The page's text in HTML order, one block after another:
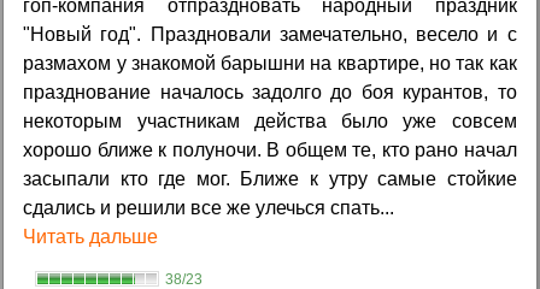
гоп-компания отпраздновать народный праздник
"Новый год". Праздновали замечательно, весело и с
размахом у знакомой барышни на квартире, но так как
празднование началось задолго до боя курантов, то
некоторым участникам действа было уже совсем
хорошо ближе к полуночи. В общем те, кто рано начал
засыпали кто где мог. Ближе к утру самые стойкие
сдались и решили все же улечься спать...
Читать дальше
38/23